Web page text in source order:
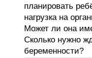
планировать
нагрузка на
Может ли она
Сколько нужно
беременности?